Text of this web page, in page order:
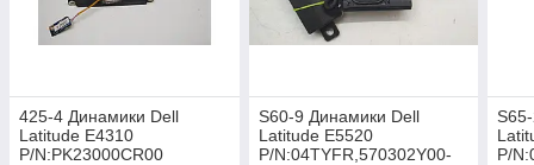
425-4 Динамики Dell
Latitude E4310
P/N:PK23000CR00
S60-9 Динамики Dell
Latitude E5520
P/N:04TYFR,570302Y00-
P/